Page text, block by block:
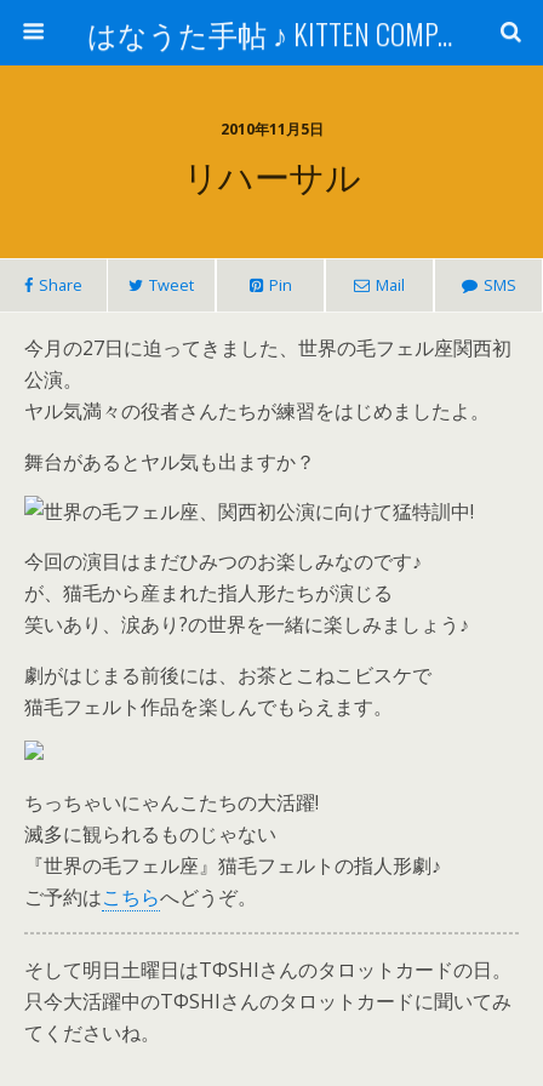
はなうた手帖 ♪ KITTEN COMPANY
2010年11月5日
リハーサル
Share Tweet Pin Mail SMS
今月の27日に迫ってきました、世界の毛フェル座関西初
公演。
ヤル気満々の役者さんたちが練習をはじめましたよ。
舞台があるとヤル気も出ますか？
今回の演目はまだひみつのお楽しみなのです♪
が、猫毛から産まれた指人形たちが演じる
笑いあり、涙あり?の世界を一緒に楽しみましょう♪
劇がはじまる前後には、お茶とこねこビスケで
猫毛フェルト作品を楽しんでもらえます。
ちっちゃいにゃんこたちの大活躍!
滅多に観られるものじゃない
『世界の毛フェル座』猫毛フェルトの指人形劇♪
ご予約はこちらへどうぞ。
そして明日土曜日はTΦSHIさんのタロットカードの日。
只今大活躍中のTΦSHIさんのタロットカードに聞いてみ
てくださいね。